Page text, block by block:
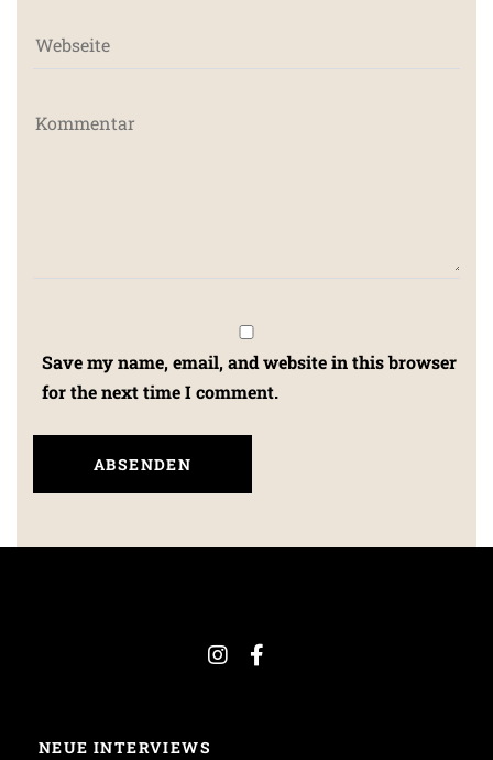
Save my name, email, and website in this browser
for the next time I comment.
NEUE INTERVIEWS